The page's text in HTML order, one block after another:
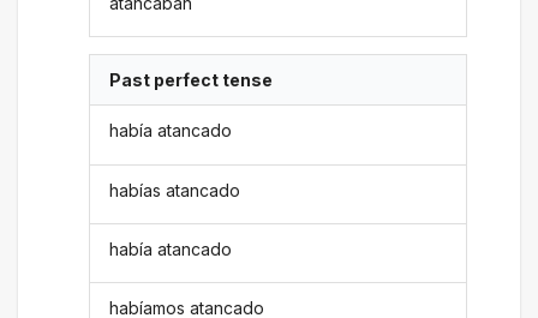
Past perfect tense
había atancado
habías atancado
había atancado
habíamos atancado